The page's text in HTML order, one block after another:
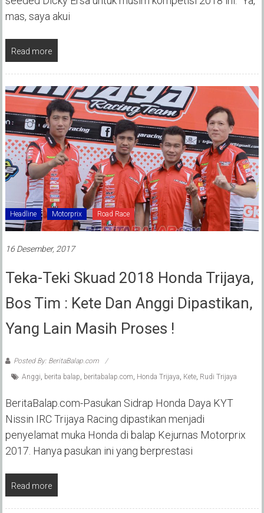
mas, saya akui
Read more
Headline Motorprix Road Race
16 Desember, 2017
Teka-Teki Skuad 2018 Honda Trijaya,
Bos Tim : Kete Dan Anggi Dipastikan,
Yang Lain Masih Proses !
Posted By: BeritaBalap.com
Anggi berita balap beritabalap.com Honda Trijaya Kete, Rudi Trijaya
BeritaBalap.com-Pasukan Sidrap Honda Daya KYT
Nissin IRC Trijaya Racing dipastikan menjadi
penyelamat muka Honda di balap Kejurnas Motorprix
2017. Hanya pasukan ini yang berprestasi
Read more